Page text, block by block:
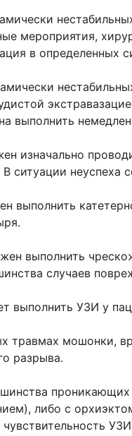
мероприятия,
в определенных
выполнить
изначально
ситуации неуспеха
выполнить
выполнить
случаев
выполнить УЗИ у
травмах мошонки,
разрыва.
либо с